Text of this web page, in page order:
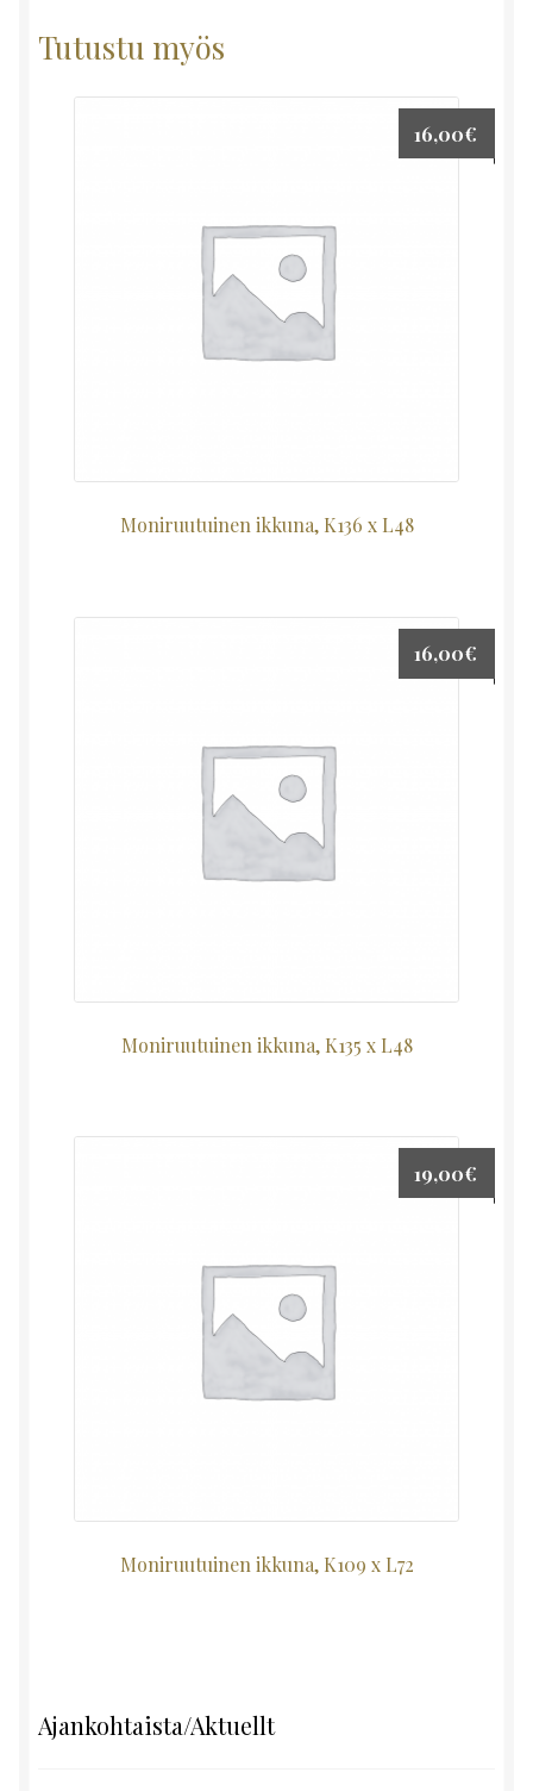
Tutustu myös
Moniruutuinen ikkuna, K136 x L48
16,00€
Moniruutuinen ikkuna, K135 x L48
16,00€
Moniruutuinen ikkuna, K109 x L72
19,00€
Ajankohtaista/Aktuellt